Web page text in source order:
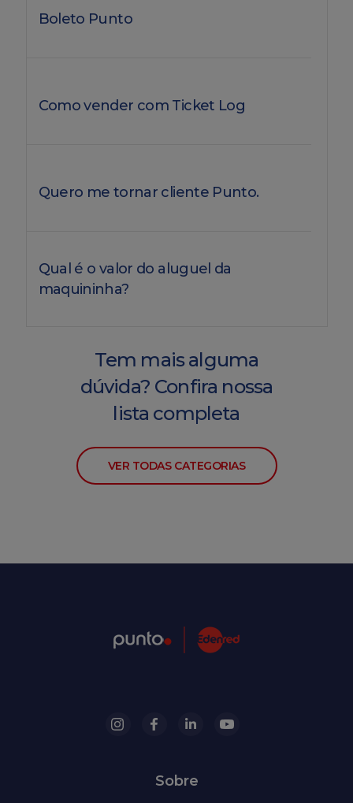
Boleto Punto
Como vender com Ticket Log
Quero me tornar cliente Punto.
Qual é o valor do aluguel da
maquininha?
Tem mais alguma
dúvida? Confira nossa
lista completa
VER TODAS CATEGORIAS
Sobre